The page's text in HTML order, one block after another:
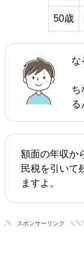
50歳
な
ち
る
額面の年収か
民税を引いて
ますよ。
スポンサーリンク